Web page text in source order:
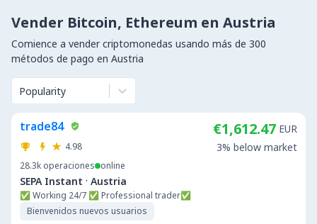
Vender Bitcoin, Ethereum en Austria
Comience a vender criptomonedas usando más de 300
métodos de pago en Austria
Popularity
trade84
4.98
28.3k operaciones online
SEPA Instant · Austria
✅ Working 24/7 ✅ Professional trader✅
Bienvenidos nuevos usuarios
€1,612.47 EUR
3% below market